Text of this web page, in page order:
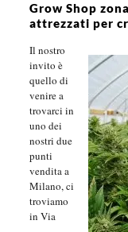
Grow Shop
attrezzati per
Il nostro
invito è
quello di
venire a
trovarci in
uno dei
nostri due
punti
vendita a
Milano, ci
troviamo
in Via